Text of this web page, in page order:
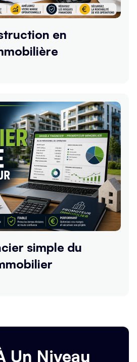
en
simple du
Un Niveau